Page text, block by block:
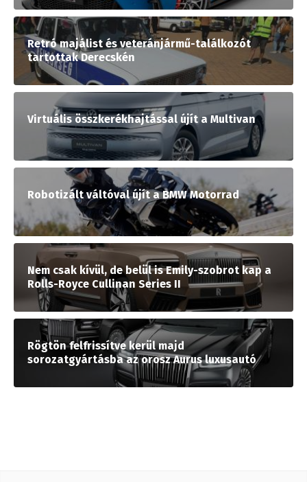
Retró majálist és veteránjármű-találkozót
tartottak Derecskén
Virtuális összkerékhajtással újít a Multivan
Robotizált váltóval újít a BMW Motorrad
Nem csak kívül, de belül is Emily-szobrot kap a
Rolls-Royce Cullinan Series II
Rögtön felfrissítve kerül majd
sorozatgyártásba az orosz Aurus luxusautó